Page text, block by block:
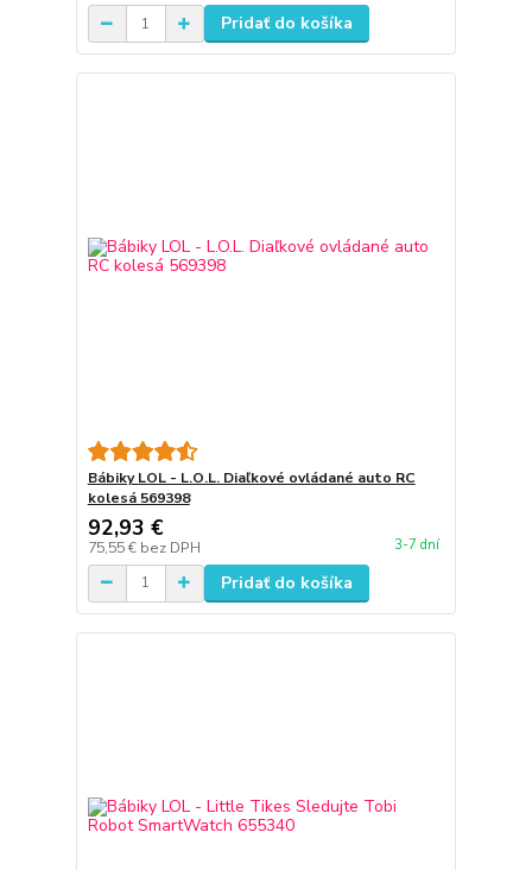
Pridať do košíka
Bábiky LOL - L.O.L. Diaľkové ovládané auto RC
kolesá 569398
92,93 €
75,55 € bez DPH 3-7 dní
Pridať do košíka